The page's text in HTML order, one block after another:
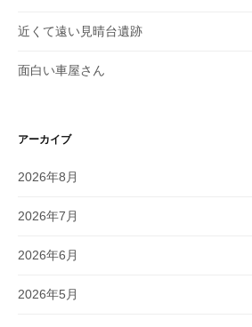
近くて遠い見晴台遺跡
面白い車屋さん
アーカイブ
2026年8月
2026年7月
2026年6月
2026年5月